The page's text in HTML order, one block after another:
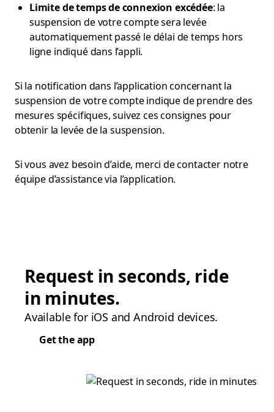
Limite de temps de connexion excédée: la
suspension de votre compte sera levée
automatiquement passé le délai de temps hors
ligne indiqué dans l’appli.
Si la notification dans l’application concernant la
suspension de votre compte indique de prendre des
mesures spécifiques, suivez ces consignes pour
obtenir la levée de la suspension.
Si vous avez besoin d’aide, merci de contacter notre
équipe d’assistance via l’application.
Request in seconds, ride
in minutes.
Available for iOS and Android devices.
Get the app